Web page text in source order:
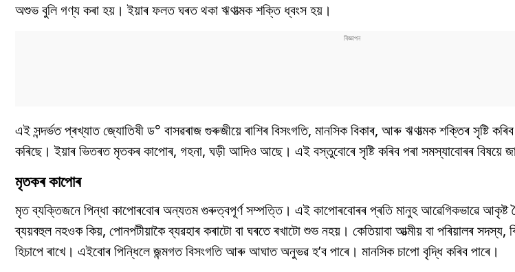
অশুভ বুলি গণ্য কৰা হয়। ইয়াৰ ফলত ঘৰত থকা ঋণাত্মক শক্তি ধ্বংস হয়।
এই সন্দৰ্ভত প্ৰখ্যাত জ্যোতিষী ড° বাসৱৰাজ গুৰুজীয়ে ৰাশিৰ বিসংগতি, মানসিক বিকাৰ, আৰু ঋণাত্মক শক্তিৰ সৃষ্টি
কৰিছে। ইয়াৰ ভিতৰত মৃতকৰ কাপোৰ, গহনা, ঘড়ী আদিও আছে। এই বস্তুবোৰে সৃষ্টি কৰিব পৰা সমস্যাবোৰৰ বিষয়ে
মৃতকৰ কাপোৰ
মৃত ব্যক্তিজনে পিন্ধা কাপোৰবোৰ অন্যতম গুৰুত্বপূৰ্ণ সম্পত্তি। এই কাপোৰবোৰৰ প্ৰতি মানুহ আৱেগিকভাৱে আকৃষ্ট
ব্যয়বহুল নহওক কিয়, পোনপটীয়াকৈ ব্যৱহাৰ কৰাটো বা ঘৰতে ৰখাটো শুভ নহয়। কেতিয়াবা আত্মীয় বা পৰিয়ালৰ সদস্য,
হিচাপে ৰাখে। এইবোৰ পিন্ধিলে জন্মগত বিসংগতি আৰু আঘাত অনুভৱ হ’ব পাৰে। মানসিক চাপো বৃদ্ধি কৰিব পাৰে।